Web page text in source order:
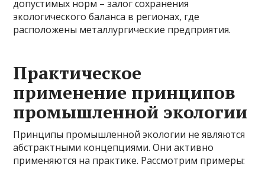
допустимых норм – залог сохранения
экологического баланса в регионах, где
расположены металлургические предприятия.
Практическое
применение принципов
промышленной экологии
Принципы промышленной экологии не являются
абстрактными концепциями. Они активно
применяются на практике. Рассмотрим примеры: